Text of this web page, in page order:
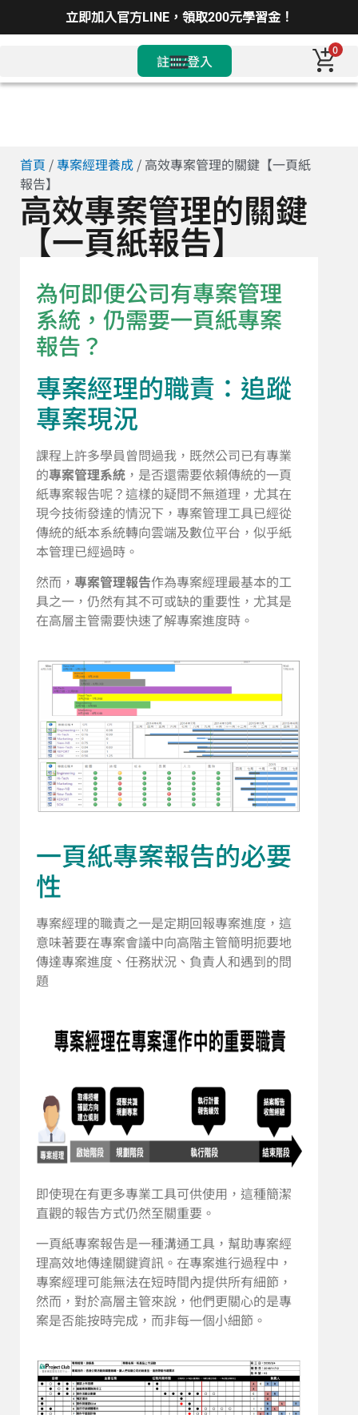
立即加入官方LINE，領取200元學習金！
註冊/登入
0
首頁 /專案經理養成 / 高效專案管理的關鍵【一頁紙
報告】
高效專案管理的關鍵
【一頁紙報告】
為何即便公司有專案管理
系統，仍需要一頁紙專案
報告？
專案經理的職責：追蹤
專案現況
課程上許多學員曾問過我，既然公司已有專業
的專案管理系統 ，是否還需要依賴傳統的一頁
紙專案報告呢？這樣的疑問不無道理，尤其在
現今技術發達的情況下，專案管理工具已經從
傳統的紙本系統轉向雲端及數位平台，似乎紙
本管理已經過時。
然而， 專案管理報告作為專案經理最基本的工
具之一，仍然有其不可或缺的重要性，尤其是
在高層主管需要快速了解專案進度時。
一頁紙專案報告的必要
性
專案經理的職責之一是定期回報專案進度，這
意味著要在專案會議中向高階主管簡明扼要地
傳達專案進度、任務狀況、負責人和遇到的問
題
即使現在有更多專業工具可供使用，這種簡潔
直觀的報告方式仍然至關重要。
一頁紙專案報告是一種溝通工具，幫助專案經
理高效地傳達關鍵資訊。在專案進行過程中，
專案經理可能無法在短時間內提供所有細節，
然而，對於高層主管來說，他們更關心的是專
案是否能按時完成，而非每一個小細節。